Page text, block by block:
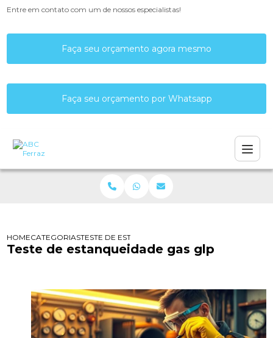
Entre em contato com um de nossos especialistas!
Faça seu orçamento agora mesmo
Faça seu orçamento por Whatsapp
HOMECATEGORIASTESTE DE ESTANQUEIDADE GAS GLP
Teste de estanqueidade gas glp